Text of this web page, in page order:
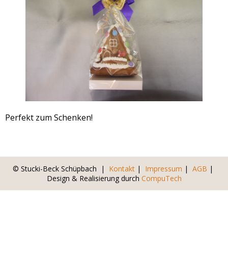
Perfekt zum Schenken!
© Stucki-Beck Schüpbach | Kontakt | Impressum | AGB |
Design & Realisierung durch CompuTech